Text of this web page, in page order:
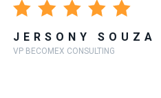
JERSONY SOUZA
VP BECOMEX CONSULTING